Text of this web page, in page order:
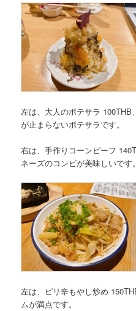
左は、大人のポテサラ
が止まらないポテサラです。
右は、手作りコーンビーフ
ネーズのコンビが美味しいです。
左は、ピリ辛もやし炒め
ムが満点です。